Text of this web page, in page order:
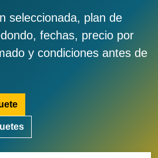
seleccionada, plan de
fechas, precio por
y condiciones antes de